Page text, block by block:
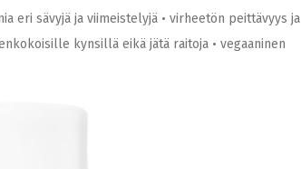
eri sävyjä ja viimeistelyjä • virheetön peittävyys ja
kynsillä eikä jätä raitoja • vegaaninen